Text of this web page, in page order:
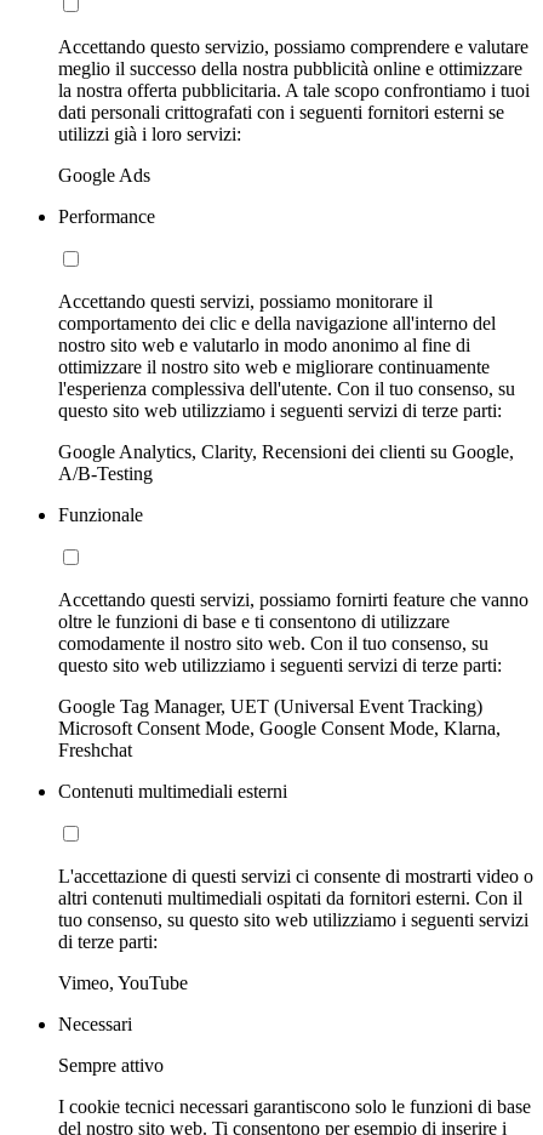
Accettando questo servizio, possiamo comprendere e valutare
meglio il successo della nostra pubblicità online e ottimizzare
la nostra offerta pubblicitaria. A tale scopo confrontiamo i tuoi
dati personali crittografati con i seguenti fornitori esterni se
utilizzi già i loro servizi:
Google Ads
Performance
Accettando questi servizi, possiamo monitorare il
comportamento dei clic e della navigazione all'interno del
nostro sito web e valutarlo in modo anonimo al fine di
ottimizzare il nostro sito web e migliorare continuamente
l'esperienza complessiva dell'utente. Con il tuo consenso, su
questo sito web utilizziamo i seguenti servizi di terze parti:
Google Analytics, Clarity, Recensioni dei clienti su Google,
A/B-Testing
Funzionale
Accettando questi servizi, possiamo fornirti feature che vanno
oltre le funzioni di base e ti consentono di utilizzare
comodamente il nostro sito web. Con il tuo consenso, su
questo sito web utilizziamo i seguenti servizi di terze parti:
Google Tag Manager, UET (Universal Event Tracking)
Microsoft Consent Mode, Google Consent Mode, Klarna,
Freshchat
Contenuti multimediali esterni
L'accettazione di questi servizi ci consente di mostrarti video o
altri contenuti multimediali ospitati da fornitori esterni. Con il
tuo consenso, su questo sito web utilizziamo i seguenti servizi
di terze parti:
Vimeo, YouTube
Necessari
Sempre attivo
I cookie tecnici necessari garantiscono solo le funzioni di base
del nostro sito web. Ti consentono per esempio di inserire i